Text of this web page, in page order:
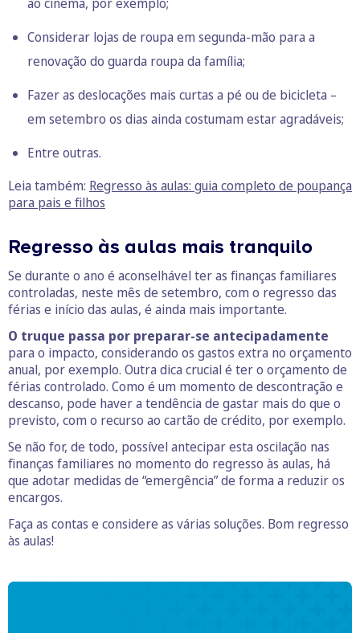
Considerar lojas de roupa em segunda-mão para a
renovação do guarda roupa da família;
Fazer as deslocações mais curtas a pé ou de bicicleta –
em setembro os dias ainda costumam estar agradáveis;
Entre outras.
Leia também: Regresso às aulas: guia completo de poupança
para pais e filhos
Regresso às aulas mais tranquilo
Se durante o ano é aconselhável ter as finanças familiares
controladas, neste mês de setembro, com o regresso das
férias e início das aulas, é ainda mais importante.
O truque passa por preparar-se antecipadamente
para o impacto, considerando os gastos extra no orçamento
anual, por exemplo. Outra dica crucial é ter o orçamento de
férias controlado. Como é um momento de descontração e
descanso, pode haver a tendência de gastar mais do que o
previsto, com o recurso ao cartão de crédito, por exemplo.
Se não for, de todo, possível antecipar esta oscilação nas
finanças familiares no momento do regresso às aulas, há
que adotar medidas de “emergência” de forma a reduzir os
encargos.
Faça as contas e considere as várias soluções. Bom regresso
às aulas!